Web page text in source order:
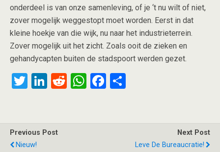
onderdeel is van onze samenleving, of je ‘t nu wilt of niet,
zover mogelijk weggestopt moet worden. Eerst in dat
kleine hoekje van die wijk, nu naar het industrieterrein.
Zover mogelijk uit het zicht. Zoals ooit de zieken en
gehandycapten buiten de stadspoort werden gezet.
T
er
Li
dI
R
W F
Previous Post
Nieuw!
Next Post
Leve De Bureaucratie!